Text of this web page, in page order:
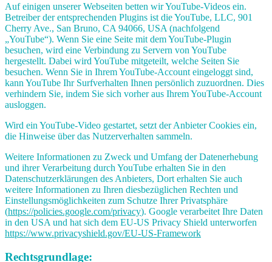
Auf einigen unserer Webseiten betten wir YouTube-Videos ein.
Betreiber der entsprechenden Plugins ist die YouTube, LLC, 901
Cherry Ave., San Bruno, CA 94066, USA (nachfolgend
„YouTube“). Wenn Sie eine Seite mit dem YouTube-Plugin
besuchen, wird eine Verbindung zu Servern von YouTube
hergestellt. Dabei wird YouTube mitgeteilt, welche Seiten Sie
besuchen. Wenn Sie in Ihrem YouTube-Account eingeloggt sind,
kann YouTube Ihr Surfverhalten Ihnen persönlich zuzuordnen. Dies
verhindern Sie, indem Sie sich vorher aus Ihrem YouTube-Account
ausloggen.
Wird ein YouTube-Video gestartet, setzt der Anbieter Cookies ein,
die Hinweise über das Nutzerverhalten sammeln.
Weitere Informationen zu Zweck und Umfang der Datenerhebung
und ihrer Verarbeitung durch YouTube erhalten Sie in den
Datenschutzerklärungen des Anbieters, Dort erhalten Sie auch
weitere Informationen zu Ihren diesbezüglichen Rechten und
Einstellungsmöglichkeiten zum Schutze Ihrer Privatsphäre
(https://policies.google.com/privacy). Google verarbeitet Ihre Daten
in den USA und hat sich dem EU-US Privacy Shield unterworfen
https://www.privacyshield.gov/EU-US-Framework
Rechtsgrundlage: